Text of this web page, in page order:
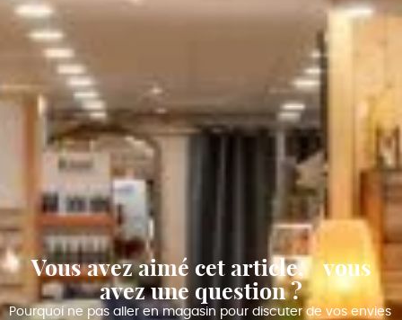
Vous avez aimé cet article, vous
avez une question ?
Pourquoi ne pas aller en magasin pour discuter de vos envies